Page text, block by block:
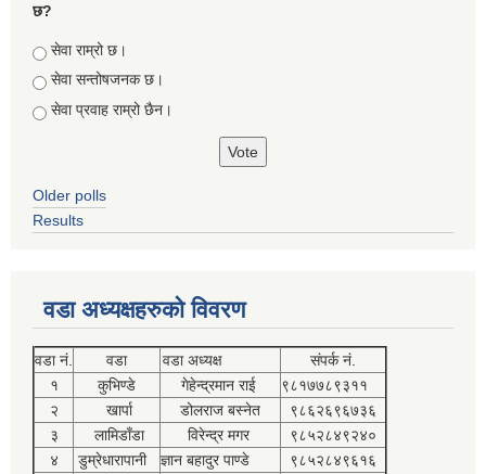
छ?
Choices
सेवा राम्रो छ।
सेवा सन्तोषजनक छ।
सेवा प्रवाह राम्रो छैन।
Older polls
Results
वडा अध्यक्षहरुको विवरण
वडा नं. वडा वडा अध्यक्ष
संपर्क नं.
१
कुभिण्डे गेहेन्द्रमान राई
९८१७७८९३११
२
खार्पा डोलराज बस्नेत
९८६२६९६७३६
३
लामिडाँडा विरेन्द्र मगर
९८५२८४९२४०
४
डुम्रेधारापानी ज्ञान बहादुर पाण्डे
९८५२८४९६१६